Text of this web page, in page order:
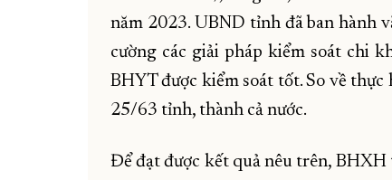
năm 2023. UBND tỉnh đã ban hành
cường các giải pháp kiểm soát chi
BHYT được kiểm soát tốt. So về
25/63 tỉnh, thành cả nước.
Để đạt được kết quả nêu trên,